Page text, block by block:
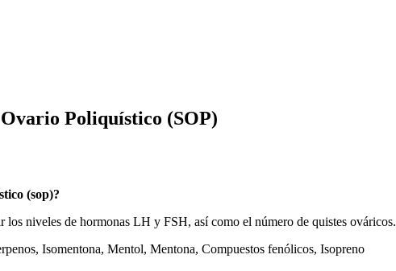
Poliquístico (SOP)
(sop)?
niveles de hormonas LH y FSH, así como el número de quistes ováricos.
Isomentona, Mentol, Mentona, Compuestos fenólicos, Isopreno